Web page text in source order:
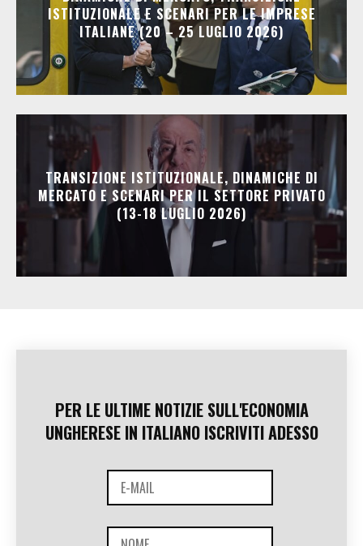
ISTITUZIONALE E SCENARI PER LE IMPRESE
ITALIANE (20 – 25 LUGLIO 2026)
TRANSIZIONE ISTITUZIONALE, DINAMICHE DI
MERCATO E SCENARI PER IL SETTORE PRIVATO
(13-18 LUGLIO 2026)
PER LE ULTIME NOTIZIE SULL'ECONOMIA
UNGHERESE IN ITALIANO ISCRIVITI ADESSO